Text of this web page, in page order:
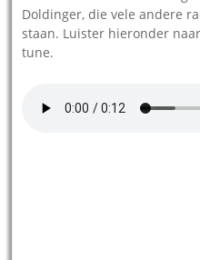
Doldinger, die vele andere
staan. Luister hieronder
tune.